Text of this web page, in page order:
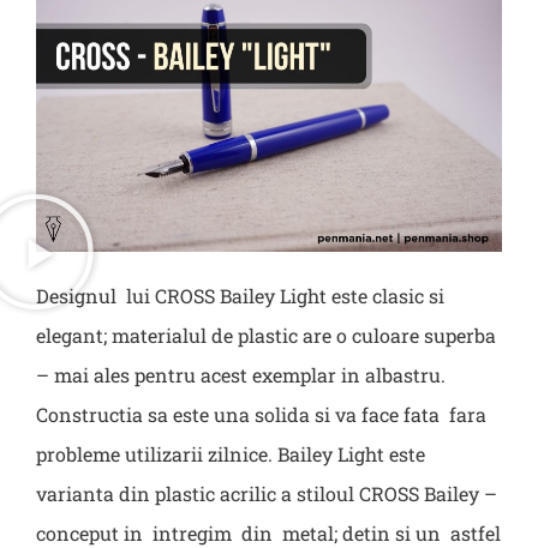
Designul lui CROSS Bailey Light este clasic si
elegant; materialul de plastic are o culoare superba
– mai ales pentru acest exemplar in albastru.
Constructia sa este una solida si va face fata fara
probleme utilizarii zilnice. Bailey Light este
varianta din plastic acrilic a stiloul CROSS Bailey –
conceput in intregim din metal; detin si un astfel